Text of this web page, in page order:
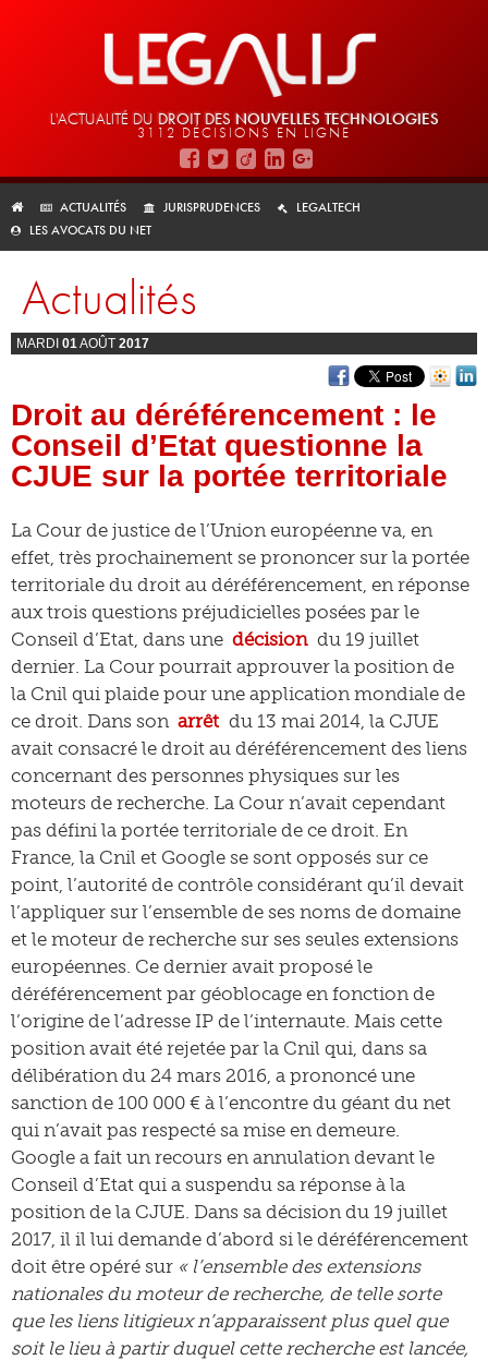
L'ACTUALITÉ DU DROIT DES NOUVELLES TECHNOLOGIES
3112 DÉCISIONS EN LIGNE
ACTUALITÉS JURISPRUDENCES
LEGALTECH
LES AVOCATS DU NET
Actualités
MARDI 01AOÛT 2017
Droit au déréférencement : le
Conseil d’Etat questionne la
CJUE sur la portée territoriale
La Cour de justice de l’Union européenne va, en
effet, très prochainement se prononcer sur la portée
territoriale du droit au déréférencement, en réponse
aux trois questions préjudicielles posées par le
Conseil d’Etat, dans une décision du 19 juillet
dernier. La Cour pourrait approuver la position de
la Cnil qui plaide pour une application mondiale de
ce droit. Dans son arrêt du 13 mai 2014, la CJUE
avait consacré le droit au déréférencement des liens
concernant des personnes physiques sur les
moteurs de recherche. La Cour n’avait cependant
pas défini la portée territoriale de ce droit. En
France, la Cnil et Google se sont opposés sur ce
point, l’autorité de contrôle considérant qu’il devait
l’appliquer sur l’ensemble de ses noms de domaine
et le moteur de recherche sur ses seules extensions
européennes. Ce dernier avait proposé le
déréférencement par géoblocage en fonction de
l’origine de l’adresse IP de l’internaute. Mais cette
position avait été rejetée par la Cnil qui, dans sa
délibération du 24 mars 2016, a prononcé une
sanction de 100 000 € à l’encontre du géant du net
qui n’avait pas respecté sa mise en demeure.
Google a fait un recours en annulation devant le
Conseil d’Etat qui a suspendu sa réponse à la
position de la CJUE. Dans sa décision du 19 juillet
2017, il il lui demande d’abord si le déréférencement
doit être opéré sur « l’ensemble des extensions
nationales du moteur de recherche, de telle sorte
que les liens litigieux n’apparaissent plus quel que
soit le lieu à partir duquel cette recherche est lancée,